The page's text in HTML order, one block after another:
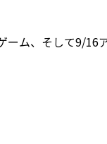
ーム、そして9/16